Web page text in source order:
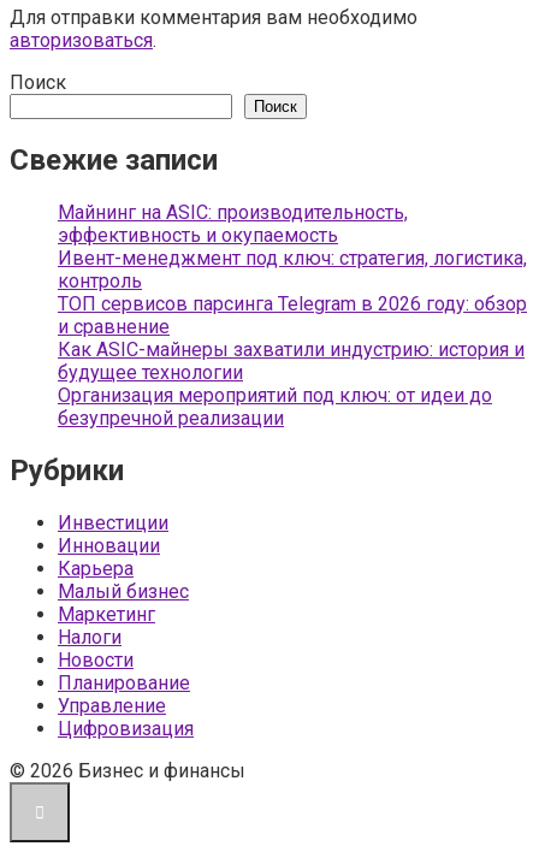
Для отправки комментария вам необходимо
авторизоваться.
Поиск
Поиск
Свежие записи
Майнинг на ASIC: производительность,
эффективность и окупаемость
Ивент-менеджмент под ключ: стратегия, логистика,
контроль
ТОП сервисов парсинга Telegram в 2026 году: обзор
и сравнение
Как ASIC-майнеры захватили индустрию: история и
будущее технологии
Организация мероприятий под ключ: от идеи до
безупречной реализации
Рубрики
Инвестиции
Инновации
Карьера
Малый бизнес
Маркетинг
Налоги
Новости
Планирование
Управление
Цифровизация
© 2026 Бизнес и финансы